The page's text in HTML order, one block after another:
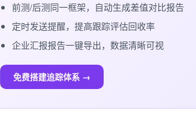
前测/后测同一框架，自动生成差值对比报告
定时发送提醒，提高跟踪评估回收率
企业汇报报告一键导出，数据清晰可视
免费搭建追踪体系 →